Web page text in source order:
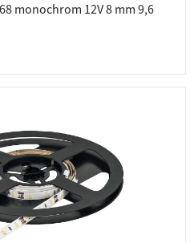
monochrom 12V 8 mm 9,6